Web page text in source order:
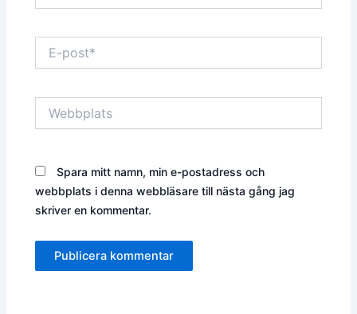
post*
Spara mitt namn, min e-postadress och
webbplats i denna webbläsare till nästa gång jag
skriver en kommentar.